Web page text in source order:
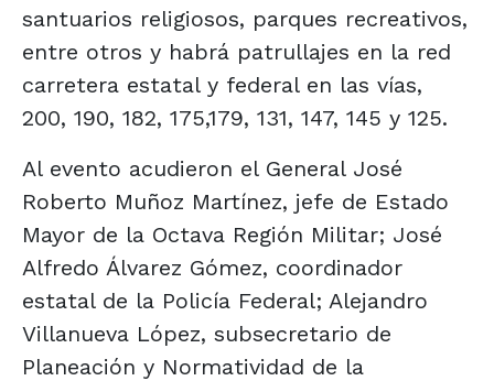
santuarios religiosos, parques recreativos,
entre otros y habrá patrullajes en la red
carretera estatal y federal en las vías,
200, 190, 182, 175,179, 131, 147, 145 y 125.
Al evento acudieron el General José
Roberto Muñoz Martínez, jefe de Estado
Mayor de la Octava Región Militar; José
Alfredo Álvarez Gómez, coordinador
estatal de la Policía Federal; Alejandro
Villanueva López, subsecretario de
Planeación y Normatividad de la